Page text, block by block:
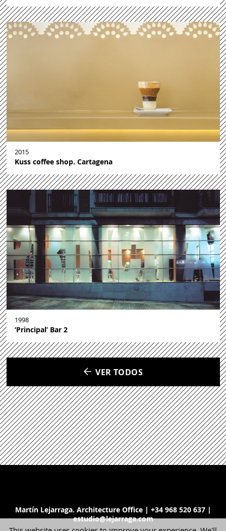
2015
Kuss coffee shop. Cartagena
1998
‘Principal’ Bar 2
VER TODOS
Martín Lejarraga. Architecture Office | +34 968 520 637 |
estudio@lejarraga.com